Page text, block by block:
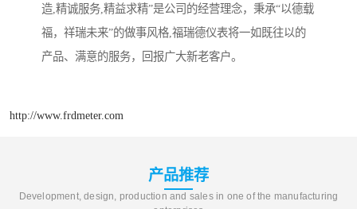
造,精诚服务,精益求精”是公司的经营理念，秉承“以德载
福，祥瑞未来”的做事风格,福瑞德仪表将一如既往以的
产品、满意的服务，回报广大新老客户。
http://www.frdmeter.com
产品推荐
Development, design, production and sales in one of the manufacturing